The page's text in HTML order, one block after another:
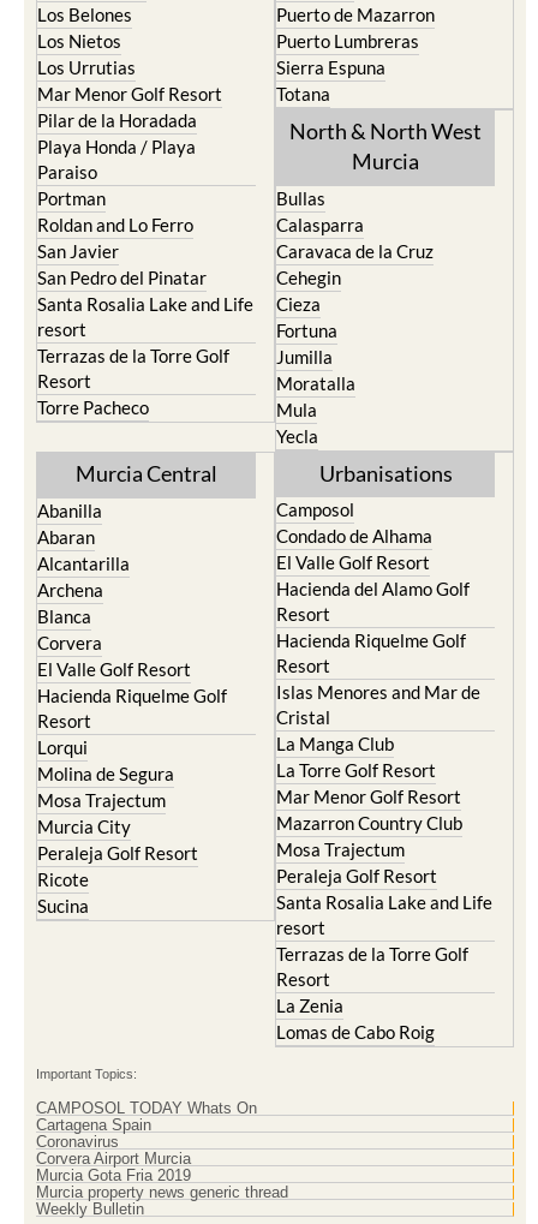
Los Belones
Los Nietos
Los Urrutias
Mar Menor Golf Resort
Pilar de la Horadada
Playa Honda / Playa
Paraiso
Portman
Roldan and Lo Ferro
San Javier
San Pedro del Pinatar
Santa Rosalia Lake and Life
resort
Terrazas de la Torre Golf
Resort
Torre Pacheco
Puerto de Mazarron
Puerto Lumbreras
Sierra Espuna
Totana
North & North West
Murcia
Bullas
Calasparra
Caravaca de la Cruz
Cehegin
Cieza
Fortuna
Jumilla
Moratalla
Mula
Yecla
Murcia Central
Abanilla
Abaran
Alcantarilla
Archena
Blanca
Corvera
El Valle Golf Resort
Hacienda Riquelme Golf
Resort
Lorqui
Molina de Segura
Mosa Trajectum
Murcia City
Peraleja Golf Resort
Ricote
Sucina
Urbanisations
Camposol
Condado de Alhama
El Valle Golf Resort
Hacienda del Alamo Golf
Resort
Hacienda Riquelme Golf
Resort
Islas Menores and Mar de
Cristal
La Manga Club
La Torre Golf Resort
Mar Menor Golf Resort
Mazarron Country Club
Mosa Trajectum
Peraleja Golf Resort
Santa Rosalia Lake and Life
resort
Terrazas de la Torre Golf
Resort
La Zenia
Lomas de Cabo Roig
Important Topics:
CAMPOSOL TODAY Whats On
Cartagena Spain
Coronavirus
Corvera Airport Murcia
Murcia Gota Fria 2019
Murcia property news generic thread
Weekly Bulletin